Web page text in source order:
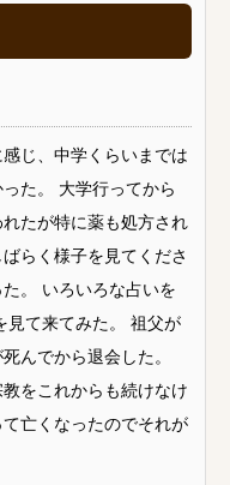
じ、中学くらいまでは
た。 大学行ってから
たが特に薬も処方され
らく様子を見てくださ
。 いろいろな占いを
見て来てみた。 祖父が
んでから退会した。
をこれからも続けなけ
亡くなったのでそれが